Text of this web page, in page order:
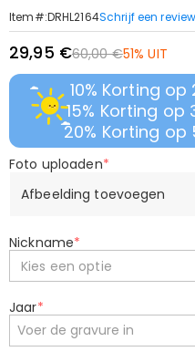
Item#:DRHL2164Schrijf een review
29,95 €60,00 €51% UIT
10% Korting op
15% Korting op
20% Korting op
Foto uploaden*
Afbeelding toevoegen
Nickname*
Kies een optie
Jaar*